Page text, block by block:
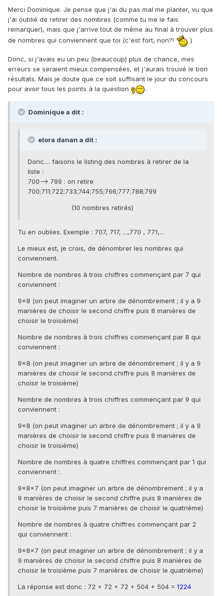
Merci Dominique. Je pense que j'ai du pas mal me planter, vu que
j'ai oublié de retirer des nombres (comme tu me le fais
remarquer), mais que j'arrive tout de même au final à trouver plus
de nombres qui conviennent que toi (c'est fort, non?!
)
Donc, si j'avais eu un peu (beaucoup) plus de chance, mes
erreurs se seraient mieux compensées, et j'aurais trouvé le bon
résultats. Mais je doute que ce soit suffisant le jour du concours
pour avoir tous les points à la question
.
Dominique a dit :
elora danan a dit :
Donc.... faisons le listing des nombres à retirer de la
liste :
700--> 799 : on retire
700;711;722;733;744;755;766;777;788;799
(10 nombres retirés)
Tu en oublies. Exemple : 707, 717, ...,770 , 771,...
Le mieux est, je crois, de dénombrer les nombres qui
conviennent.
Nombre de nombres à trois chiffres commençant par 7 qui
conviennent :
9×8 (on peut imaginer un arbre de dénombrement ; il y a 9
manières de choisir le second chiffre puis 8 manières de
choisir le troisième)
Nombre de nombres à trois chiffres commençant par 8 qui
conviennent :
9×8 (on peut imaginer un arbre de dénombrement ; il y a 9
manières de choisir le second chiffre puis 8 manières de
choisir le troisième)
Nombre de nombres à trois chiffres commençant par 9 qui
conviennent :
9×8 (on peut imaginer un arbre de dénombrement ; il y a 9
manières de choisir le second chiffre puis 8 manières de
choisir le troisième)
Nombre de nombres à quatre chiffres commençant par 1 qui
conviennent :
9×8×7 (on peut imaginer un arbre de dénombrement ; il y a
9 manières de choisir le second chiffre puis 8 manières de
choisir le troisième puis 7 manières de choisir le quatrième)
Nombre de nombres à quatre chiffres commençant par 2
qui conviennent :
9×8×7 (on peut imaginer un arbre de dénombrement ; il y a
9 manières de choisir le second chiffre puis 8 manières de
choisir le troisième puis 7 manières de choisir le quatrième)
La réponse est donc : 72 + 72 + 72 + 504 + 504 = 1224